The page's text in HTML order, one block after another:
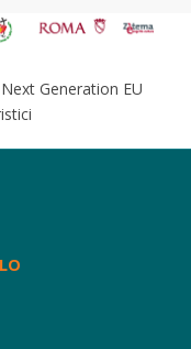
Generation EU